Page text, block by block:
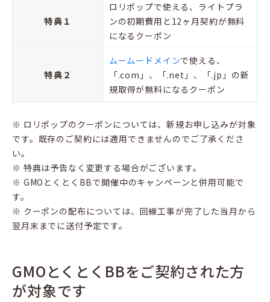
特典１
ロリポップで使える、ライトプラ
ンの初期費用と12ヶ月契約が無料
になるクーポン
特典２
ムームードメインで使える、
「.com」、「.net」、「.jp」の新
規取得が無料になるクーポン
※ ロリポップのクーポンについては、新規お申し込みが対象
です。既存のご契約には適用できませんのでご了承くださ
い。
※ 特典は予告なく変更する場合がございます。
※ GMOとくとくBBで開催中のキャンペーンと併用可能で
す。
※ クーポンの配布については、回線工事が完了した当月から
翌月末までに送付予定です。
GMOとくとくBBをご契約された方
が対象です